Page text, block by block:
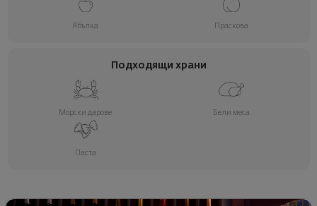
Ябълка Праскова
Подходящи храни
Морски дарове Бели меса
Паста